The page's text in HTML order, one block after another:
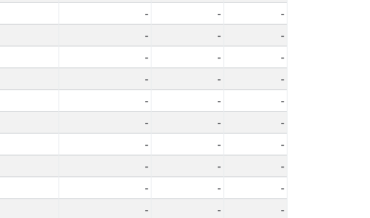
- -
-
- -
-
- -
-
- -
-
- -
-
- -
-
- -
-
- -
-
- -
-
- -
-